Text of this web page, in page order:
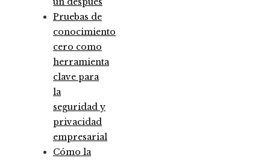
Pruebas de
conocimiento
cero como
herramienta
clave para
la
seguridad y
privacidad
empresarial
Cómo la